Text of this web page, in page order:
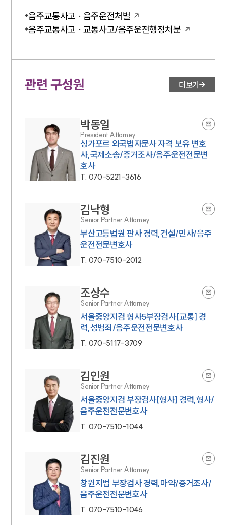
음주교통사고 · 음주운전처벌
음주교통사고 · 교통사고/음주운전행정처분
관련 구성원 더보기
박동일
President Attorney
싱가포르 외국법자문사 자격 보유 변호
사,국제소송/증거조사/음주운전전문변
호사
T. 070-5221-3616
김낙형
Senior Partner Attorney
부산고등법원 판사 경력,건설/민사/음주
운전전문변호사
T. 070-7510-2012
조상수
Senior Partner Attorney
서울중앙지검 형사5부장검사[교통] 경
력,성범죄/음주운전전문변호사
T. 070-5117-3709
김인원
Senior Partner Attorney
서울중앙지검 부장검사[형사] 경력,형사/
음주운전전문변호사
T. 070-7510-1044
김진원
Senior Partner Attorney
창원지법 부장검사 경력,마약/증거조사/
음주운전전문변호사
T. 070-7510-1046